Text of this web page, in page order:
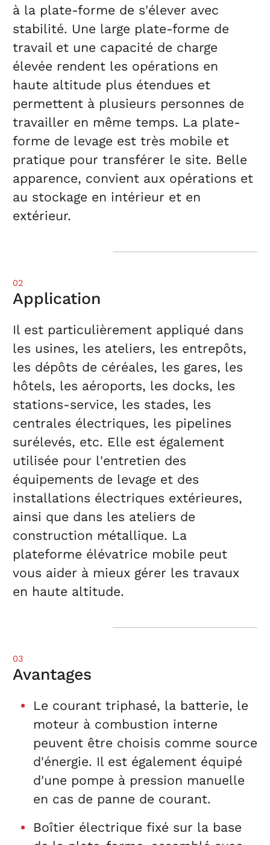
à la plate-forme de s'élever avec
stabilité. Une large plate-forme de
travail et une capacité de charge
élevée rendent les opérations en
haute altitude plus étendues et
permettent à plusieurs personnes de
travailler en même temps. La plate-
forme de levage est très mobile et
pratique pour transférer le site. Belle
apparence, convient aux opérations et
au stockage en intérieur et en
extérieur.
02
Application
Il est particulièrement appliqué dans
les usines, les ateliers, les entrepôts,
les dépôts de céréales, les gares, les
hôtels, les aéroports, les docks, les
stations-service, les stades, les
centrales électriques, les pipelines
surélevés, etc. Elle est également
utilisée pour l'entretien des
équipements de levage et des
installations électriques extérieures,
ainsi que dans les ateliers de
construction métallique. La
plateforme élévatrice mobile peut
vous aider à mieux gérer les travaux
en haute altitude.
03
Avantages
Le courant triphasé, la batterie, le
moteur à combustion interne
peuvent être choisis comme source
d'énergie. Il est également équipé
d'une pompe à pression manuelle
en cas de panne de courant.
Boîtier électrique fixé sur la base